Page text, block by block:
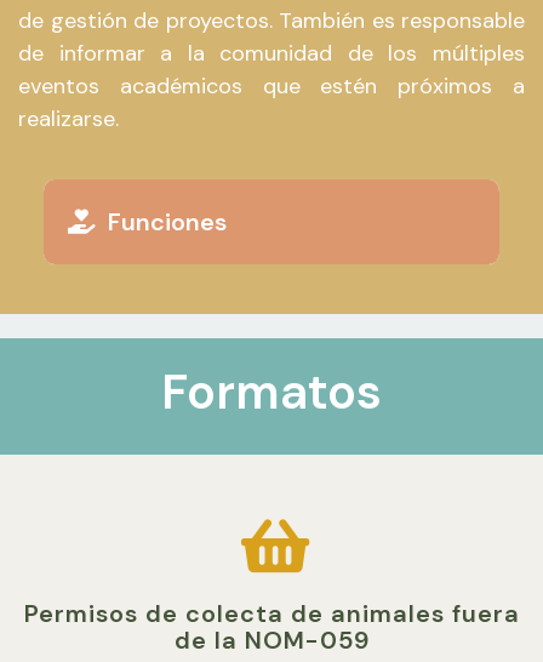
de gestión de proyectos. También es responsable
de informar a la comunidad de los múltiples
eventos académicos que estén próximos a
realizarse.
Funciones
Formatos
Permisos de colecta de animales fuera
de la NOM-059